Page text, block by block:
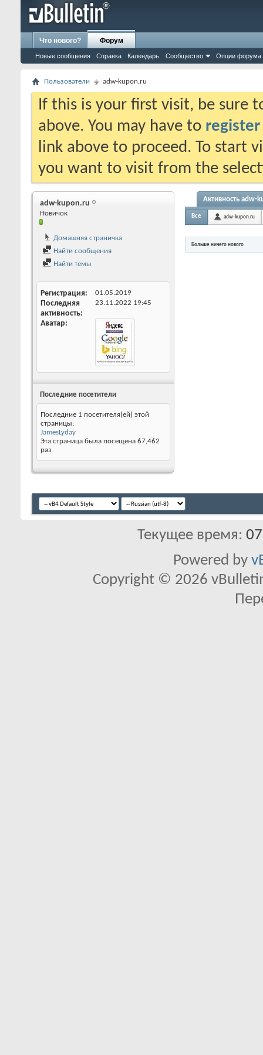
Что нового? Форум
Новые сообщения Справка Календарь Сообщество Опции форума
Пользователи adw-kupon.ru
If this is your first visit, be sure
above. You may have to register
link above to proceed. To start
you want to visit from the
adw-kupon.ru
Новичок
Домашняя страничка
Найти сообщения
Найти темы
Регистрация 01.05.2019
Последняя
активность
23.11.2022 19:45
Аватар
Последние посетители
Последние 1 посетителя(ей) этой
страницы:
JamesLyday
Эта страница была посещена 67,462
раз
Активность adw-
Все adw-kupon.ru
Больше ничего нового
Текущее время:
Powered by
Copyright © 2026